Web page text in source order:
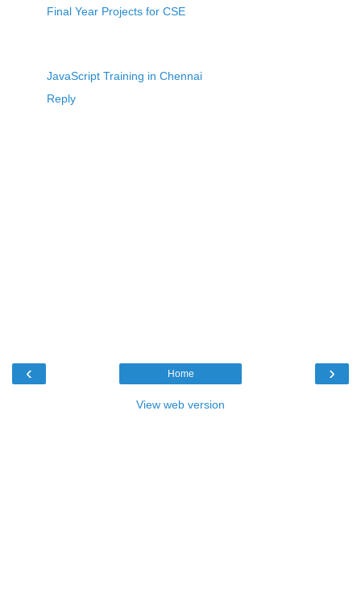
Final Year Projects for CSE
JavaScript Training in Chennai
Reply
‹ ›
Home
View web version